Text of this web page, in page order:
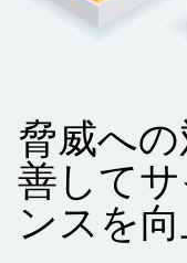
脅威へ
善して
ンスを